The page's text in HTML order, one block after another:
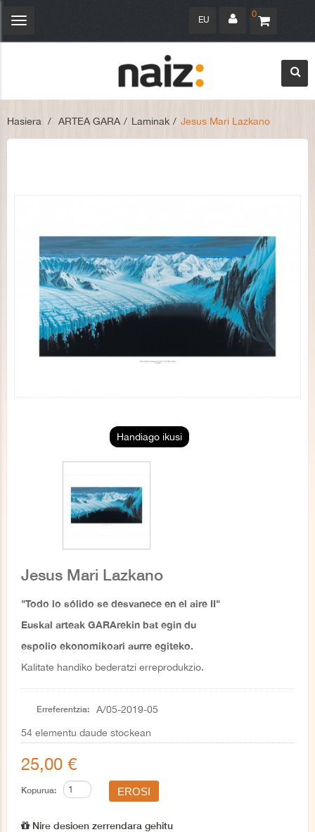
0
EU
Navegación
Hasiera > ARTEA GARA > Laminak > Jesus Mari Lazkano
Handiago ikusi
Jesus Mari Lazkano
"Todo lo sólido se desvanece en el aire II"
Euskal arteak GARArekin bat egin du
espolio ekonomikoari aurre egiteko.
Kalitate handiko bederatzi erreprodukzio.
Erreferentzia: A/05-2019-05
54 elementu daude stockean
25,00 €
Kopurua:
Nire desioen zerrendara gehitu